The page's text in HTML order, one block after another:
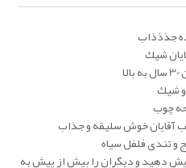
جذذذاب
شيك
شيك
چوب
آقایان خوش سلیقه و جذاب
و تندی فلفل سیاه
دهید و دیگران را بیش از پیش به